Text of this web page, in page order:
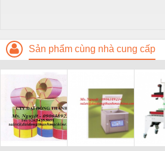
Sản phẩm cùng nhà cung cấp